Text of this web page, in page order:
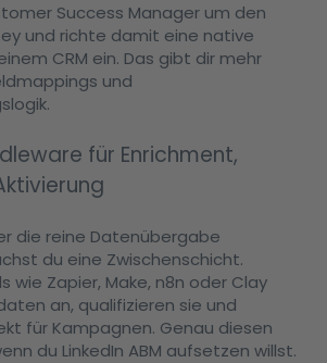
Success Manager um den
und richte damit eine native
CRM ein. Das gibt dir mehr
und
für Enrichment,
die reine Datenübergabe
du eine Zwischenschicht.
wie Zapier, Make, n8n oder Clay
an, qualifizieren sie und
für Kampagnen. Genau diesen
du LinkedIn ABM aufsetzen willst.